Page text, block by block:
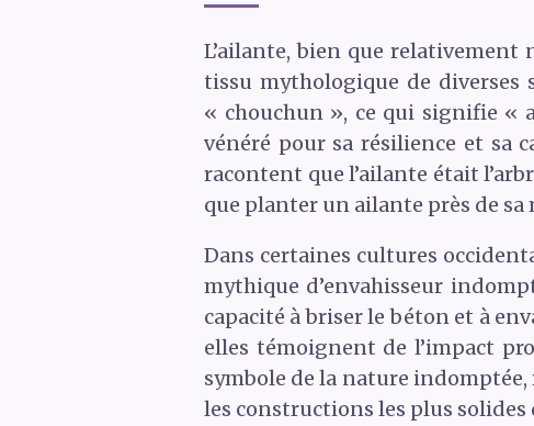
L’ailante, bien que
tissu mythologique de diverses
« chouchun », ce qui signifie «
vénéré pour sa résilience et sa
racontent que l’ailante était
que planter un ailante près de
Dans certaines cultures
mythique d’envahisseur
capacité à briser le béton et à
elles témoignent de l’impact
symbole de la nature
les constructions les plus